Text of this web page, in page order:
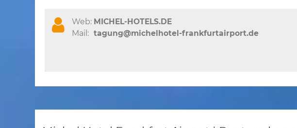
Web: MICHEL-HOTELS.DE
Mail: tagung@michelhotel-frankfurtairport.de